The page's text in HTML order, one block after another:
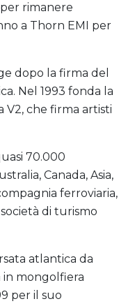
rimanere
a Thorn EMI per
dopo la firma del
Nel 1993 fonda la
V2, che firma artisti
70.000
Canada, Asia,
ferroviaria,
di turismo
atlantica da
in mongolfiera
per il suo